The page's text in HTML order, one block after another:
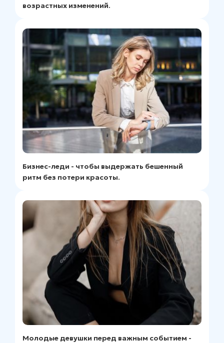
возрастных изменений.
Бизнес-леди - чтобы выдержать бешенный
ритм без потери красоты.
Молодые девушки перед важным событием -